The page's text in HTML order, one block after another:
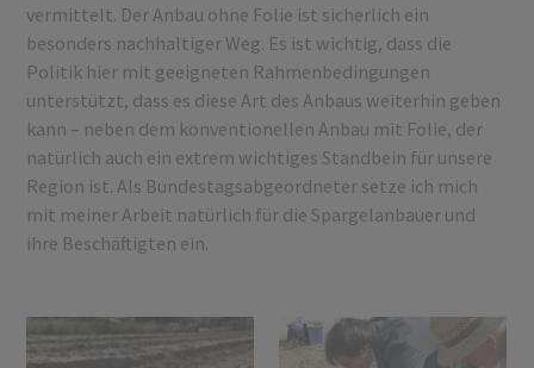
vermittelt. Der Anbau ohne Folie ist sicherlich ein
besonders nachhaltiger Weg. Es ist wichtig, dass die
Politik hier mit geeigneten Rahmenbedingungen
unterstützt, dass es diese Art des Anbaus weiterhin geben
kann – neben dem konventionellen Anbau mit Folie, der
natürlich auch ein extrem wichtiges Standbein für unsere
Region ist. Als Bundestagsabgeordneter setze ich mich
mit meiner Arbeit natürlich für die Spargelanbauer und
ihre Beschäftigten ein.